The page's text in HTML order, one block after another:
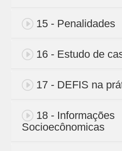
15 - Penalidades
16 - Estudo de
17 - DEFIS na
18 - Informações
Socioecônomicas